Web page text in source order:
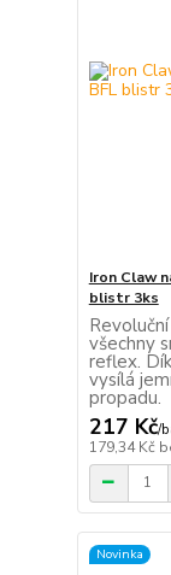
Iron Claw
blistr 3ks
všechny
reflex.
vysílá
propadu.
217 Kč/
179,34 Kč
Novinka